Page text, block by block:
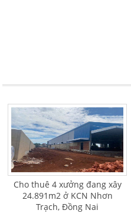
Cho thuê 4 xưởng đang xây
24.891m2 ở KCN Nhơn
Trạch, Đồng Nai